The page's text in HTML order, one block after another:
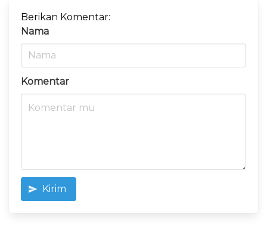
Berikan Komentar:
Nama
Komentar
Kirim